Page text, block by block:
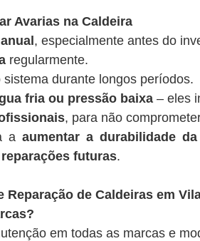
Avarias na Caldeira
, especialmente antes do
regularmente.
durante longos períodos.
fria ou pressão baixa – eles
, para não
a aumentar a durabilidade
futuras.
Reparação de Caldeiras em
em todas as marcas e